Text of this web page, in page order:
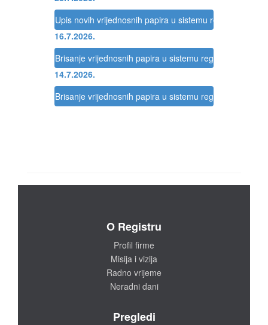
Upis novih vrijednosnih papira u sistemu registracije
16.7.2026.
Brisanje vrijednosnih papira u sistemu registracije
14.7.2026.
Brisanje vrijednosnih papira u sistemu registracije
O Registru
Profil firme
Misija i vizija
Radno vrijeme
Neradni dani
Pregledi